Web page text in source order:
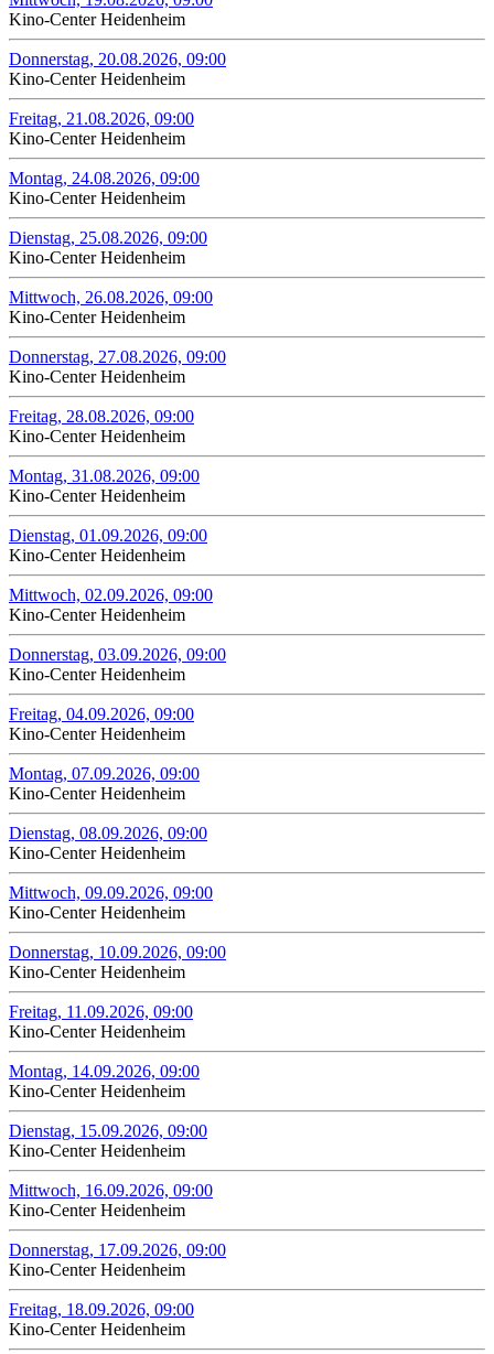
Kino-Center Heidenheim
Donnerstag, 20.08.2026, 09:00
Kino-Center Heidenheim
Freitag, 21.08.2026, 09:00
Kino-Center Heidenheim
Montag, 24.08.2026, 09:00
Kino-Center Heidenheim
Dienstag, 25.08.2026, 09:00
Kino-Center Heidenheim
Mittwoch, 26.08.2026, 09:00
Kino-Center Heidenheim
Donnerstag, 27.08.2026, 09:00
Kino-Center Heidenheim
Freitag, 28.08.2026, 09:00
Kino-Center Heidenheim
Montag, 31.08.2026, 09:00
Kino-Center Heidenheim
Dienstag, 01.09.2026, 09:00
Kino-Center Heidenheim
Mittwoch, 02.09.2026, 09:00
Kino-Center Heidenheim
Donnerstag, 03.09.2026, 09:00
Kino-Center Heidenheim
Freitag, 04.09.2026, 09:00
Kino-Center Heidenheim
Montag, 07.09.2026, 09:00
Kino-Center Heidenheim
Dienstag, 08.09.2026, 09:00
Kino-Center Heidenheim
Mittwoch, 09.09.2026, 09:00
Kino-Center Heidenheim
Donnerstag, 10.09.2026, 09:00
Kino-Center Heidenheim
Freitag, 11.09.2026, 09:00
Kino-Center Heidenheim
Montag, 14.09.2026, 09:00
Kino-Center Heidenheim
Dienstag, 15.09.2026, 09:00
Kino-Center Heidenheim
Mittwoch, 16.09.2026, 09:00
Kino-Center Heidenheim
Donnerstag, 17.09.2026, 09:00
Kino-Center Heidenheim
Freitag, 18.09.2026, 09:00
Kino-Center Heidenheim